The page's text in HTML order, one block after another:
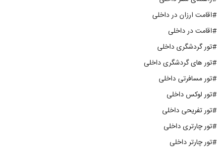
#اقامت ارزان در داخلی
#اقامت در داخلی
#تور گردشگری داخلی
#تور های گردشگری داخلی
#تور مسافرتی داخلی
#تور لوکس داخلی
#تور تفریحی داخلی
#تور چارتری داخلی
#تور چارتر داخلی